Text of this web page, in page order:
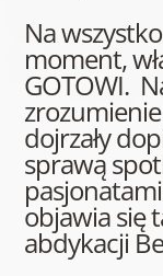
Na
moment,
GOTOWI.
dojrzały
sprawą
objawia się
abdykacji